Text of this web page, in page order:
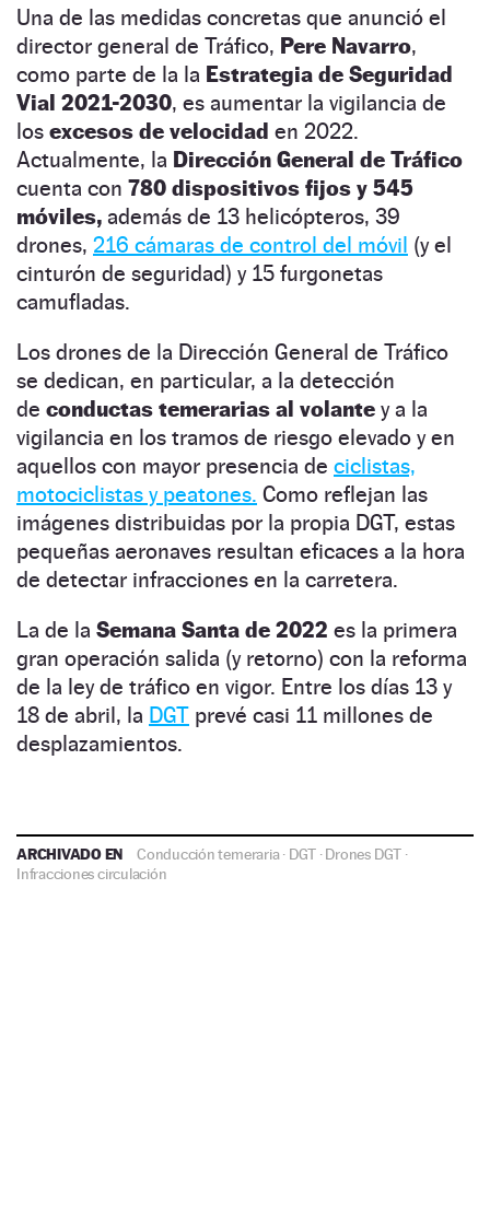
Una de las medidas concretas que anunció el
director general de Tráfico, Pere Navarro,
como parte de la la Estrategia de Seguridad
Vial 2021-2030, es aumentar la vigilancia de
los excesos de velocidad en 2022.
Actualmente, la Dirección General de Tráfico
cuenta con 780 dispositivos fijos y 545
móviles, además de 13 helicópteros, 39
drones, 216 cámaras de control del móvil (y el
cinturón de seguridad) y 15 furgonetas
camufladas.
Los drones de la Dirección General de Tráfico
se dedican, en particular, a la detección
de conductas temerarias al volante y a la
vigilancia en los tramos de riesgo elevado y en
aquellos con mayor presencia de ciclistas,
motociclistas y peatones. Como reflejan las
imágenes distribuidas por la propia DGT, estas
pequeñas aeronaves resultan eficaces a la hora
de detectar infracciones en la carretera.
La de la Semana Santa de 2022 es la primera
gran operación salida (y retorno) con la reforma
de la ley de tráfico en vigor. Entre los días 13 y
18 de abril, la DGT prevé casi 11 millones de
desplazamientos.
ARCHIVADO EN Conducción temeraria· DGT ·Drones DGT ·
Infracciones circulación